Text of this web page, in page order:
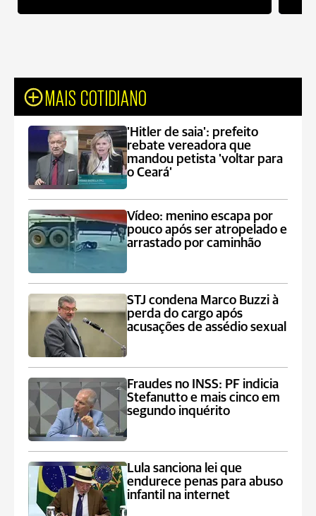
MAIS COTIDIANO
'Hitler de saia': prefeito
rebate vereadora que
mandou petista 'voltar para
o Ceará'
Vídeo: menino escapa por
pouco após ser atropelado e
arrastado por caminhão
STJ condena Marco Buzzi à
perda do cargo após
acusações de assédio sexual
Fraudes no INSS: PF indicia
Stefanutto e mais cinco em
segundo inquérito
Lula sanciona lei que
endurece penas para abuso
infantil na internet